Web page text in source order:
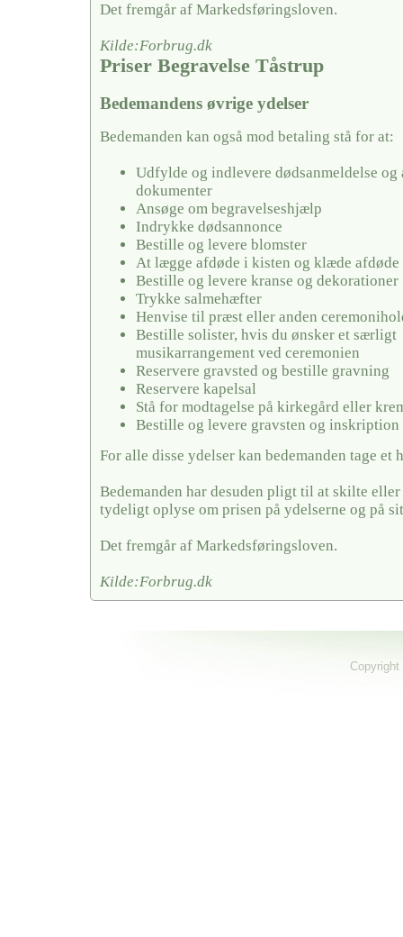
Det fremgår af Markedsføringsloven.
Kilde:Forbrug.dk
Priser Begravelse Tåstrup
Bedemandens øvrige ydelser
Bedemanden kan også mod betaling stå for at:
Udfylde og indlevere dødsanmeldelse
dokumenter
Ansøge om begravelseshjælp
Indrykke dødsannonce
Bestille og levere blomster
At lægge afdøde i kisten og klæde afdøde
Bestille og levere kranse og dekorationer
Trykke salmehæfter
Henvise til præst eller anden
Bestille solister, hvis du ønsker et særligt
musikarrangement ved ceremonien
Reservere gravsted og bestille gravning
Reservere kapelsal
Stå for modtagelse på kirkegård eller
Bestille og levere gravsten og inskription
For alle disse ydelser kan bedemanden tage et
Bedemanden har desuden pligt til at skilte eller
tydeligt oplyse om prisen på ydelserne og på
Det fremgår af Markedsføringsloven.
Kilde:Forbrug.dk